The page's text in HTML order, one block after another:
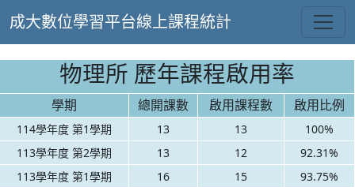
成大數位學習平台線上課程統計
物理所 歷年課程啟用率
學期 總開課數 啟用課程數 啟用比例
114學年度 第1學期 13 13
100%
113學年度 第2學期
13 12
92.31%
113學年度 第1學期
16 15
93.75%